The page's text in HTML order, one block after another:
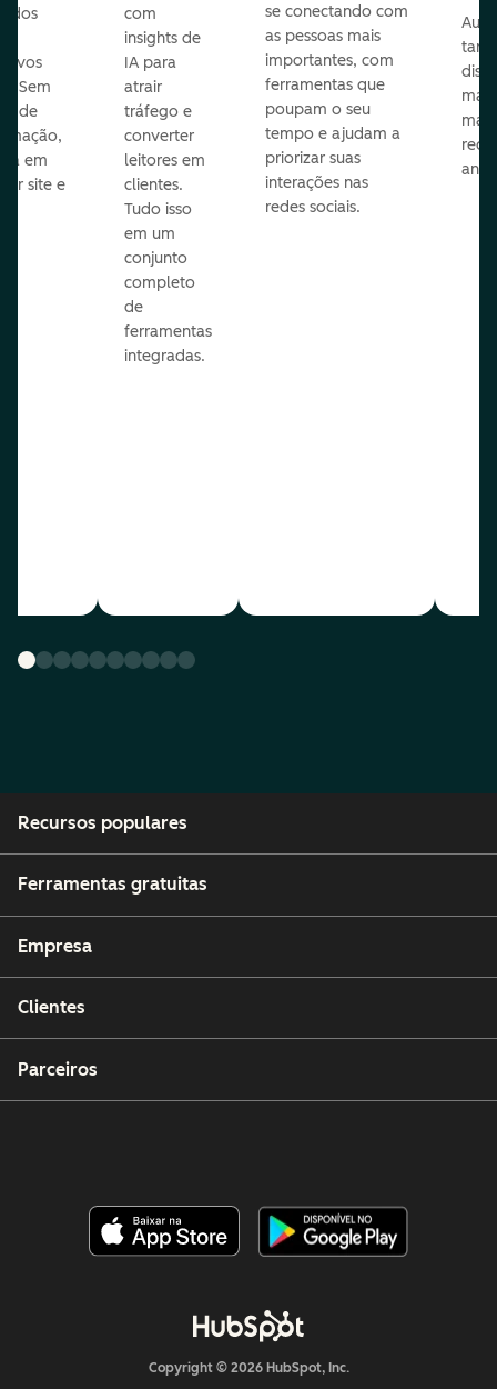
Sem
de
em
site e
com
insights de
IA para
atrair
tráfego e
converter
leitores em
clientes.
Tudo isso
em um
conjunto
completo
de
ferramentas
integradas.
se conectando com
as pessoas mais
importantes, com
ferramentas que
poupam o seu
tempo e ajudam a
priorizar suas
interações nas
redes sociais.
mail
Recursos populares
Ferramentas gratuitas
Empresa
Clientes
Parceiros
Copyright © 2026 HubSpot, Inc.